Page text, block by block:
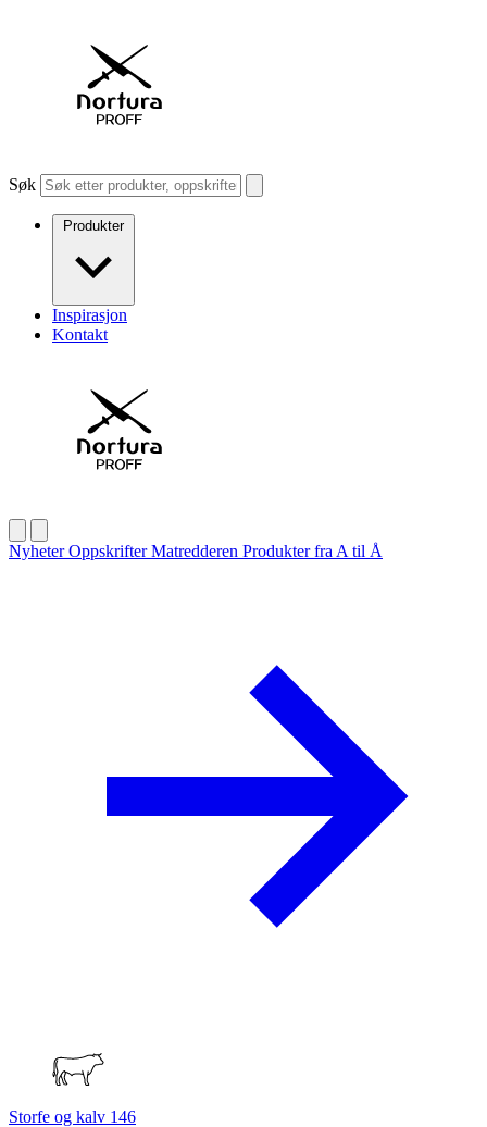
Søk
Produkter
Inspirasjon
Kontakt
NyheterOppskrifterMatredderen Produkter fra A til Å
Storfe og kalv 146